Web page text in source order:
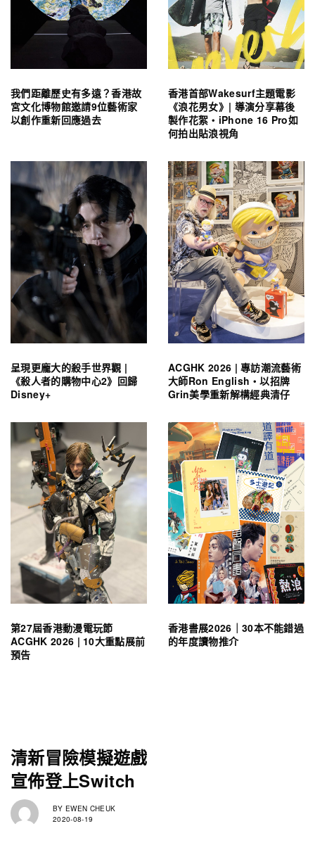
我們距離歷史有多遠？香港故
宮文化博物館邀請9位藝術家
以創作重新回應過去
香港首部Wakesurf主題電影
《浪花男女》| 導演分享幕後
製作花絮・iPhone 16 Pro如
何拍出貼浪視角
呈現更龐大的殺手世界觀 |
《殺人者的購物中心2》回歸
Disney+
ACGHK 2026 | 專訪潮流藝術
大師Ron English・以招牌
Grin美學重新解構經典清仔
第27屆香港動漫電玩節
ACGHK 2026 | 10大重點展前
預告
香港書展2026｜30本不能錯過
的年度讀物推介
清新冒險模擬遊戲
宣佈登上Switch
BY EWEN CHEUK
2020-08-19